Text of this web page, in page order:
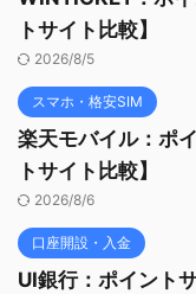
トサイト比較】
2026/8/5
スマホ・格安SIM
楽天モバイル：ポ
トサイト比較】
2026/8/6
口座開設・入金
UI銀行：ポイント